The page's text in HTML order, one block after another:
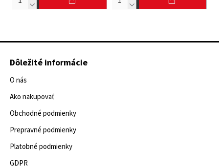
Dôležité informácie
O nás
Ako nakupovať
Obchodné podmienky
Prepravné podmienky
Platobné podmienky
GDPR